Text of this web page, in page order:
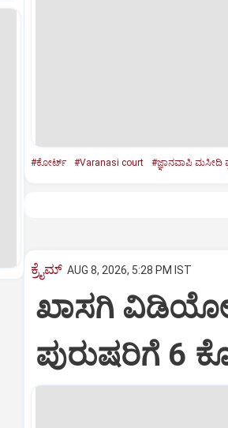
#ಕೋರ್ಟ್‌ #Varanasi court #ಜ್ಞಾನವಾಪಿ ಮಸೀದಿ
ಕ್ರೈಮ್ AUG 8, 2026, 5:28 PM IST
ಖಾಸಗಿ
ಪುರುಷರಿಗೆ 6